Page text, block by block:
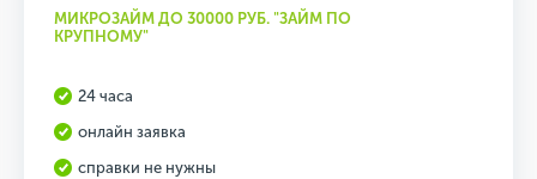
МИКРОЗАЙМ ДО 30000 РУБ. "ЗАЙМ ПО
КРУПНОМУ"
24 часа
онлайн заявка
справки не нужны